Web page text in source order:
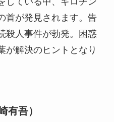
首が発見されます。告
殺人事件が勃発。困惑
が解決のヒントとなり
有吾）